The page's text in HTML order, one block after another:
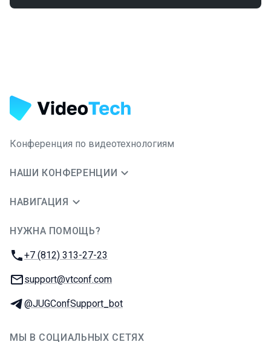
Конференция по видеотехнологиям
НАШИ КОНФЕРЕНЦИИ
НАВИГАЦИЯ
НУЖНА ПОМОЩЬ?
Телефон:
+7 (812) 313-27-23
E-mail:
support@vtconf.com
Телеграм:
@JUGConfSupport_bot
МЫ В СОЦИАЛЬНЫХ СЕТЯХ